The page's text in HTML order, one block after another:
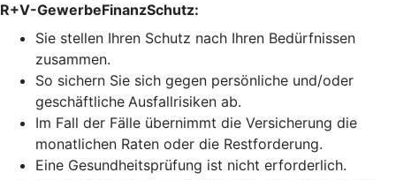
R+V-GewerbeFinanzSchutz:
Sie stellen Ihren Schutz nach Ihren Bedürfnissen
zusammen.
So sichern Sie sich gegen persönliche und/oder
geschäftliche Ausfallrisiken ab.
Im Fall der Fälle übernimmt die Versicherung die
monatlichen Raten oder die Restforderung.
Eine Gesundheitsprüfung ist nicht erforderlich.